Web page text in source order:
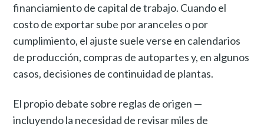
financiamiento de capital de trabajo. Cuando el
costo de exportar sube por aranceles o por
cumplimiento, el ajuste suele verse en calendarios
de producción, compras de autopartes y, en algunos
casos, decisiones de continuidad de plantas.
El propio debate sobre reglas de origen —
incluyendo la necesidad de revisar miles de